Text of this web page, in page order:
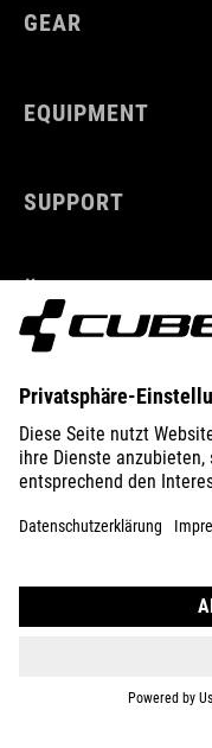
GEAR
EQUIPMENT
SUPPORT
ENTDECKEN